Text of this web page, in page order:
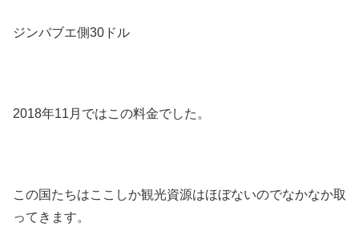
ジンバブエ側30ドル
2018年11月ではこの料金でした。
この国たちはここしか観光資源はほぼないのでなかなか取
ってきます。